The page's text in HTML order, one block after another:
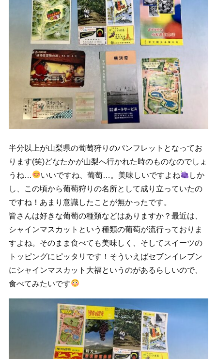
半分以上が山梨県の葡萄狩りのパンフレットとなってお
ります(笑)どなたかが山梨へ行かれた時のものなのでしょ
うね…
いいですね、葡萄…。美味しいですよね
しか
し、この頃から葡萄狩りの名所として成り立っていたの
ですね！あまり意識したことが無かったです。
皆さんは好きな葡萄の種類などはありますか？最近は、
シャインマスカットという種類の葡萄が流行っておりま
すよね。そのまま食べても美味しく、そしてスイーツの
トッピングにピッタリです！そういえばセブンイレブン
にシャインマスカット大福というのがあるらしいので、
食べてみたいです